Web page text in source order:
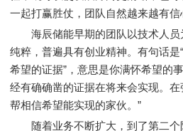
一起打赢胜仗，团队自然越来越有信
海辰储能早期的团队以技术人员
纯粹，普遍具有创业精神。有句话
希望的证据”，意思是你满怀希望的
经有确确凿的证据在将来会实现。
帮相信希望能实现的家伙。”
随着业务不断扩大，到了第二个